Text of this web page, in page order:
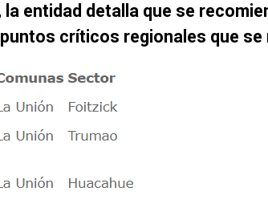
la entidad detalla que se
puntos críticos regionales que